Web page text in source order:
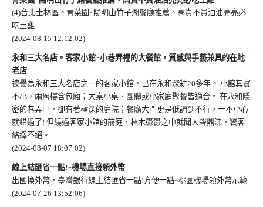
(4)台北士林區。青菜園~陽明山竹子湖餐廳推薦。高貴不貴油油亮亮必
吃土雞
(2024-08-15 12:12:02)
永和三大名店。客家小館~小巷弄裡的大餐館，質感與手藝兼具的在地
老店
被譽為永和三大名店之一的客家小館，已在永和深耕20多年。 小館其實
不小，兩層樓含包廂；大桌小桌、團體或小家庭聚餐皆適合。 在永和隱
密的巷弄中，卻有著極深的庭院；餐廳大門更是低調到不行，一不小心
就錯過了! 但繞過客家小館的前庭，林木鬱鬱之中就聞人聲鼎沸，饕客
絡繹不絕。
(2024-08-07 18:07:02)
線上結匯省一點!~機場直接領外幣
出國換外幣，臺灣銀行線上結匯省一點!方便一點~桃園機場領外幣示範
(2024-07-26 13:52:06)